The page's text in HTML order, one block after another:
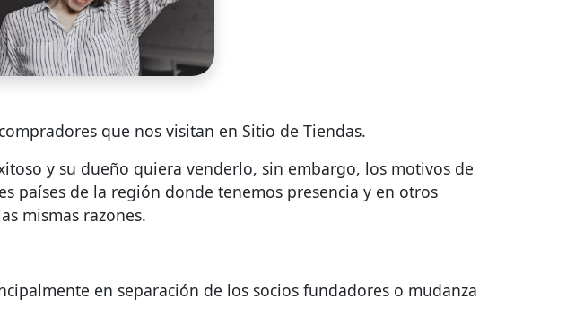
que nos visitan en Sitio de Tiendas.
y su dueño quiera venderlo, sin embargo, los motivos de
países de la región donde tenemos presencia y en otros
mismas razones.
en separación de los socios fundadores o mudanza